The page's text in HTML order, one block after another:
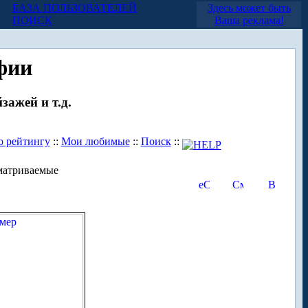
БАЗА ПОЛЬЗОВАТЕЛЕЙ
ПОИСК
Здесь может быть
Ваша реклама!
и т.д.
рейтингу:: Мои любимые:: Поиск::